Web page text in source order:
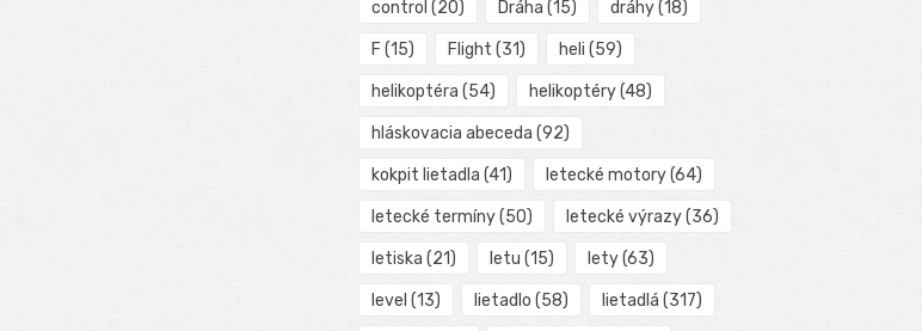
control (20) Dráha (15) dráhy(18)
F (15) Flight (31) heli (59)
helikoptéra (54) helikoptéry(48)
hláskovacia abeceda (92)
kokpit lietadla (41) letecké motory(64)
letecké termíny(50) letecké výrazy(36)
letiska (21) letu (15) lety(63)
level (13) lietadlo (58) lietadlá (317)